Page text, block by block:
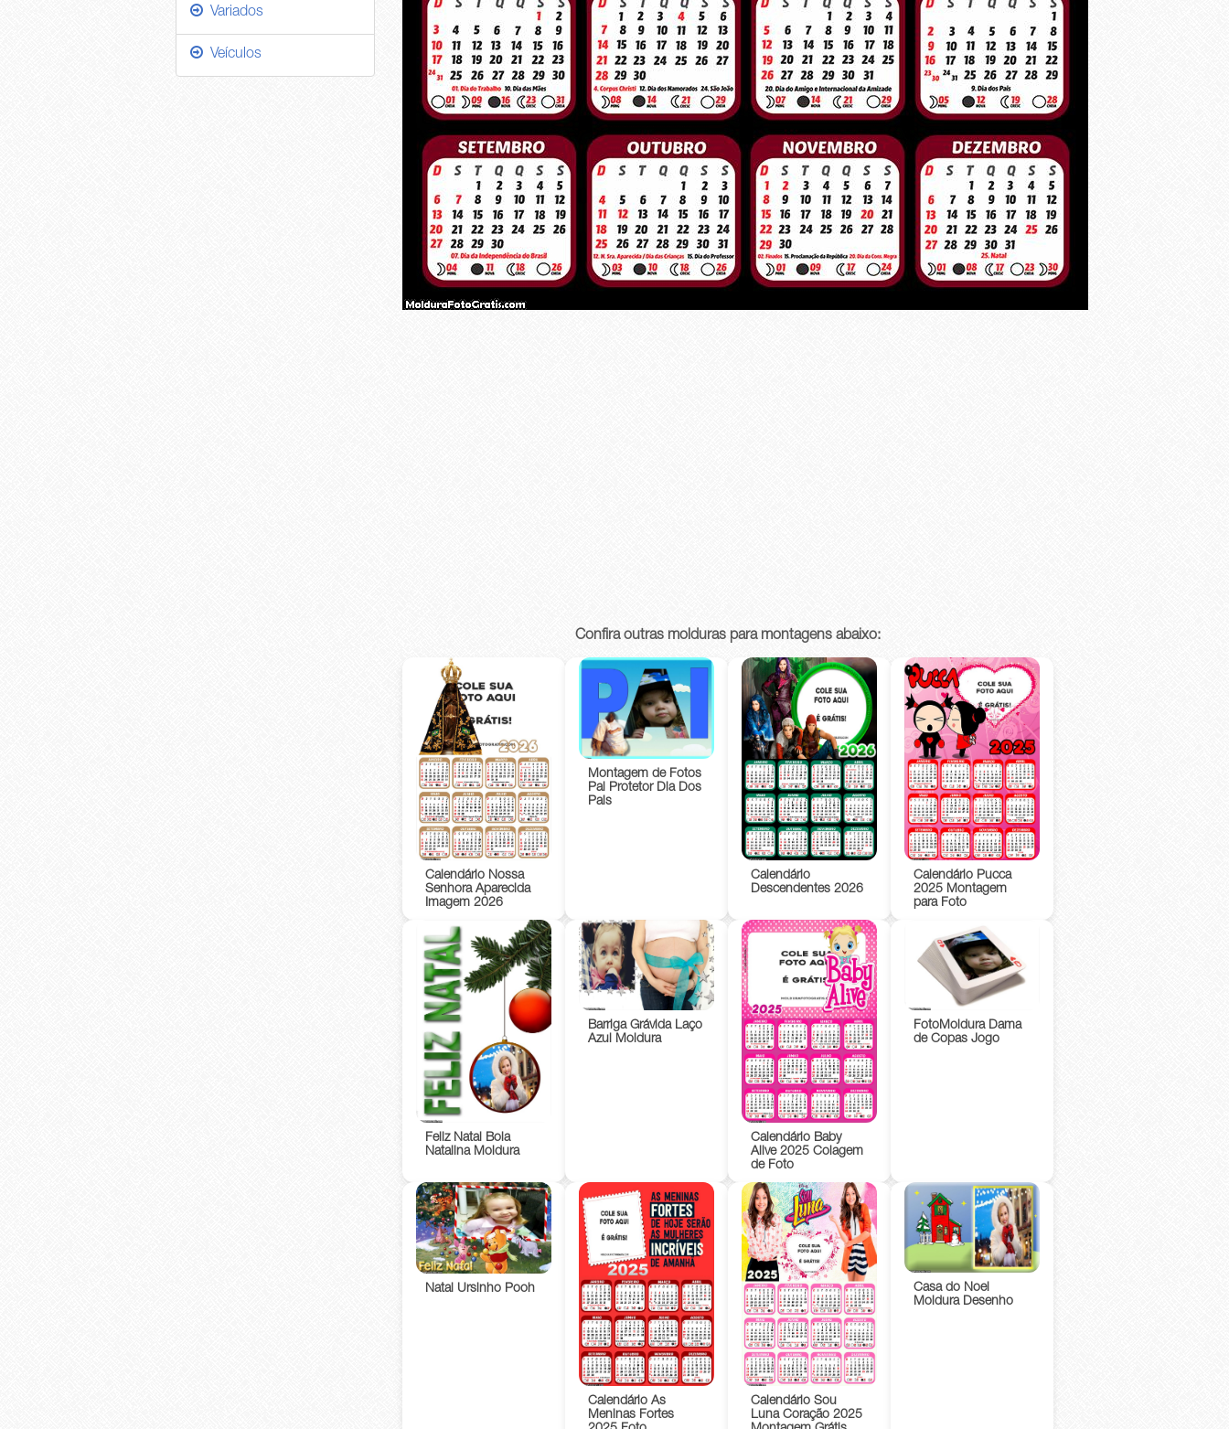
Confira outras molduras para montagens abaixo:
Calendário Nossa
Senhora Aparecida
Imagem 2026
Montagem de Fotos
Pai Protetor Dia Dos
Pais
Calendário
Descendentes 2026
Calendário Pucca
2025 Montagem
para Foto
Feliz Natal Bola
Natalina Moldura
Barriga Grávida Laço
Azul Moldura
Calendário Baby
Alive 2025 Colagem
de Foto
FotoMoldura Dama
de Copas Jogo
Natal Ursinho Pooh
Calendário As
Meninas Fortes
Calendário Sou
Luna Coração 2025
Casa do Noel
Moldura Desenho
Variados
Veículos